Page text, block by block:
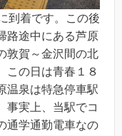
到着です。この後
路途中にある芦原
敦賀～金沢間の北
この日は青春１８
温泉は特急停車駅
事実上、当駅でコ
通学通勤電車なの